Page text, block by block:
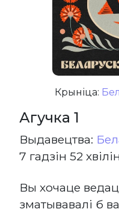
Крыніца:
Агучка 1
Выдавецтва:
7 гадзін 52
Вы хочаце
зматывавалі б